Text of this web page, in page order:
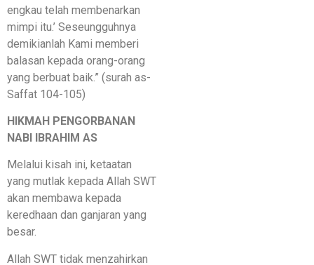
engkau telah membenarkan
mimpi itu.’ Seseungguhnya
demikianlah Kami memberi
balasan kepada orang-orang
yang berbuat baik.” (surah as-
Saffat 104-105)
HIKMAH PENGORBANAN
NABI IBRAHIM AS
Melalui kisah ini, ketaatan
yang mutlak kepada Allah SWT
akan membawa kepada
keredhaan dan ganjaran yang
besar.
Allah SWT tidak menzahirkan